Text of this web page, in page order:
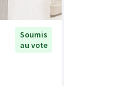
Soumis
au vote